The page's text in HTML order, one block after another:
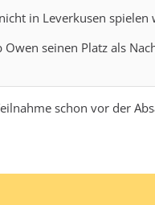
in Leverkusen spielen
seinen Platz als
schon vor der